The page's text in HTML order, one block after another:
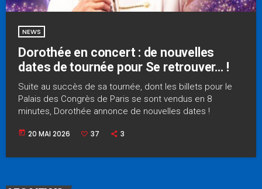
NEWS
Dorothée en concert : de nouvelles
dates de tournée pour Se retrouver… !
Suite au succès de sa tournée, dont les billets pour le
Palais des Congrès de Paris se sont vendus en 8
minutes, Dorothée annonce de nouvelles dates !
today 20 MAI 2026 37 3